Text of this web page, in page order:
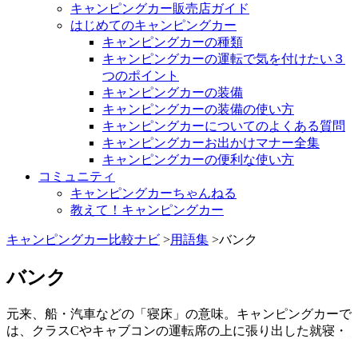
キャンピングカー販売店ガイド
はじめてのキャンピングカー
キャンピングカーの種類
キャンピングカーの運転で気を付けたい３
つのポイント
キャンピングカーの装備
キャンピングカーの装備の使い方
キャンピングカーについてのよくある質問
キャンピングカーお出かけマナー全集
キャンピングカーの便利な使い方
コミュニティ
キャンピングカーちゃんねる
教えて！キャンピングカー
キャンピングカー比較ナビ >用語集 >バンク
バンク
元来、船・汽車などの「寝床」の意味。キャンピングカーで
は、クラスCやキャブコンの運転席の上に張り出した就寝・